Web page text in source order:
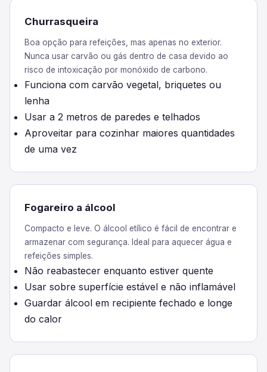
Churrasqueira
Boa opção para refeições, mas apenas no exterior.
Nunca usar carvão ou gás dentro de casa devido ao
risco de intoxicação por monóxido de carbono.
Funciona com carvão vegetal, briquetes ou
lenha
Usar a 2 metros de paredes e telhados
Aproveitar para cozinhar maiores quantidades
de uma vez
Fogareiro a álcool
Compacto e leve. O álcool etílico é fácil de encontrar e
armazenar com segurança. Ideal para aquecer água e
refeições simples.
Não reabastecer enquanto estiver quente
Usar sobre superfície estável e não inflamável
Guardar álcool em recipiente fechado e longe
do calor